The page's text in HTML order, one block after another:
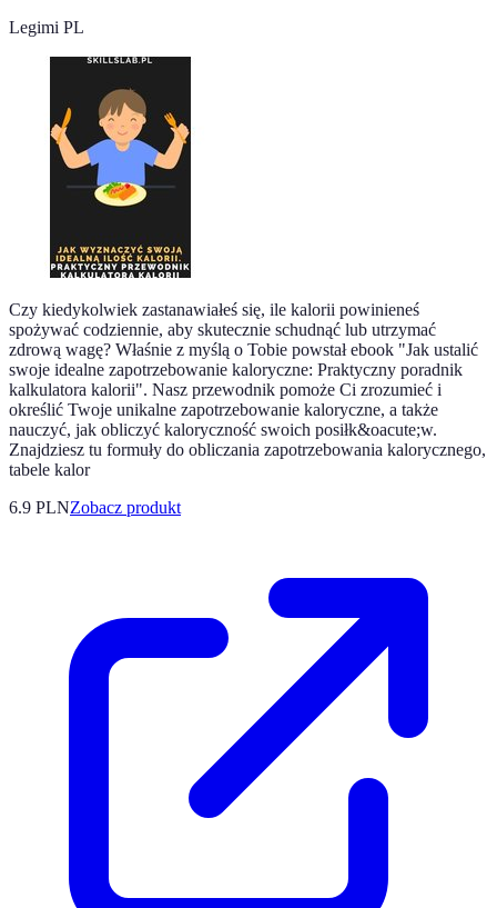
Legimi PL
Czy kiedykolwiek zastanawiałeś się, ile kalorii powinieneś
spożywać codziennie, aby skutecznie schudnąć lub utrzymać
zdrową wagę? Właśnie z myślą o Tobie powstał ebook "Jak ustalić
swoje idealne zapotrzebowanie kaloryczne: Praktyczny poradnik
kalkulatora kalorii". Nasz przewodnik pomoże Ci zrozumieć i
określić Twoje unikalne zapotrzebowanie kaloryczne, a także
nauczyć, jak obliczyć kaloryczność swoich posiłk&oacute;w.
Znajdziesz tu formuły do obliczania zapotrzebowania kalorycznego,
tabele kalor
6.9 PLNZobacz produkt